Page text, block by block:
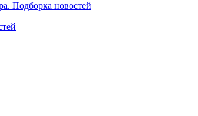
Подборка новостей